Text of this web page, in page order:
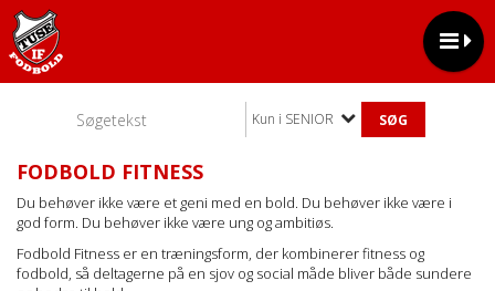
Kun i SENIOR
FODBOLD FITNESS
Du behøver ikke være et geni med en bold. Du behøver ikke være i
god form. Du behøver ikke være ung og ambitiøs.
Fodbold Fitness er en træningsform, der kombinerer fitness og
fodbold, så deltagerne på en sjov og social måde bliver både sundere